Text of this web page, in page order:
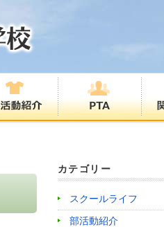
カテゴリー
スクールライフ
部活動紹介